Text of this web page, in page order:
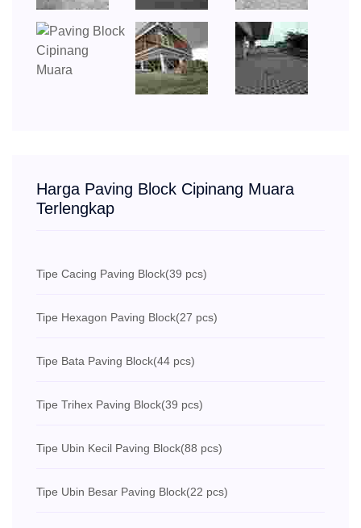
Harga Paving Block Cipinang Muara
Terlengkap
Tipe Cacing Paving Block(39 pcs)
Tipe Hexagon Paving Block(27 pcs)
Tipe Bata Paving Block(44 pcs)
Tipe Trihex Paving Block(39 pcs)
Tipe Ubin Kecil Paving Block(88 pcs)
Tipe Ubin Besar Paving Block(22 pcs)